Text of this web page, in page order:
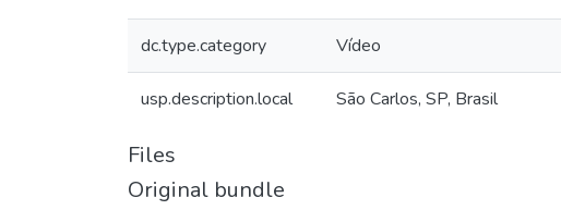
dc.type.category Vídeo
usp.description.local São Carlos, SP, Brasil
Files
Original bundle